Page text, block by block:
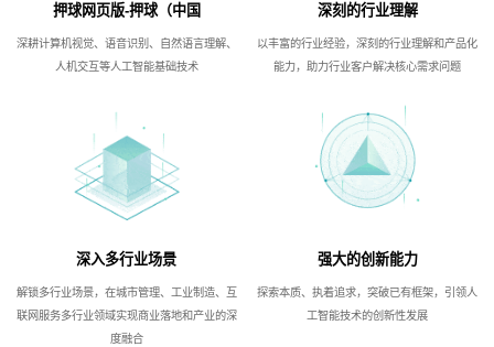
押球网页版-押球（中国
深耕计算机视觉、语音识别、自然语言理解、
人机交互等人工智能基础技术
深刻的行业理解
以丰富的行业经验，深刻的行业理解和产品化
能力，助力行业客户解决核心需求问题
深入多行业场景
解锁多行业场景，在城市管理、工业制造、互
联网服务多行业领域实现商业落地和产业的深
度融合
强大的创新能力
探索本质、执着追求，突破已有框架，引领人
工智能技术的创新性发展